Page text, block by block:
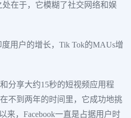
处在于，它模糊了社交网络和娱
用户的增长，Tik Tok的MAUs增
分享大约15秒的短视频应用程
不到两年的时间里，它成功地挑
来，Facebook一直是占据用户时